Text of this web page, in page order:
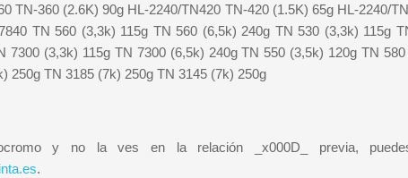
TN-360 (2.6K) 90g HL-2240/TN420 TN-420 (1.5K) 65g HL-2240/
TN 560 (3,3k) 115g TN 560 (6,5k) 240g TN 530 (3,3k) 115g
7300 (3,3k) 115g TN 7300 (6,5k) 240g TN 550 (3,5k) 120g TN
250g TN 3185 (7k) 250g TN 3145 (7k) 250g
y no la ves en la relación _x000D_ previa,
.